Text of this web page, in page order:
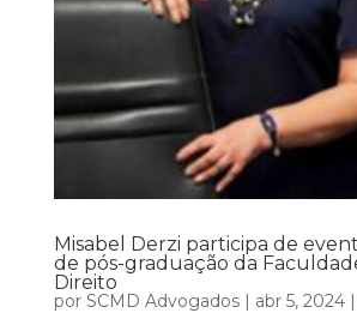
Misabel Derzi participa de
de pós-graduação da
Direito
por SCMD Advogados| abr 5, 2024|